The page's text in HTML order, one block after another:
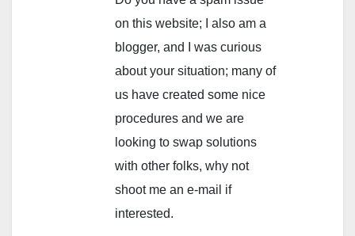
on this website; I also am a
blogger, and I was curious
about your situation; many of
us have created some nice
procedures and we are
looking to swap solutions
with other folks, why not
shoot me an e-mail if
interested.